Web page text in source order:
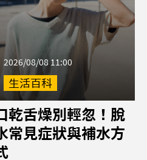
2026/08/08 11:00
生活百科
乾舌燥別輕忽！脫
常見症狀與補水方